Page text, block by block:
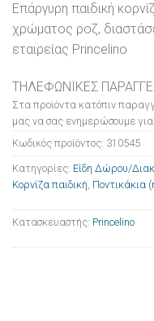
Επάργυρη παιδική
χρώματος ροζ,
εταιρείας Princelino
ΤΗΛΕΦΩΝΙΚΕΣ
Στα προϊόντα κατόπιν
μας να σας ενημερώσουμε για
Κωδικός προϊόντος: 310545
Κατηγορίες: Είδη Δώρου/
Κορνίζα παιδική Ποντικάκια
Κατασκευαστής: Princelino